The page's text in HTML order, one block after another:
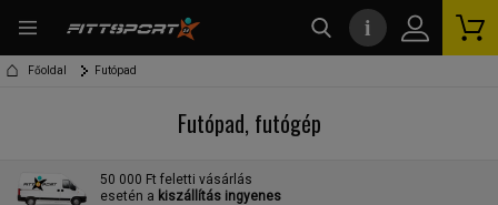
Főoldal Futópad
Futópad, futógép
50 000 Ft feletti vásárlás
esetén a kiszállítás ingyenes
i
kereső